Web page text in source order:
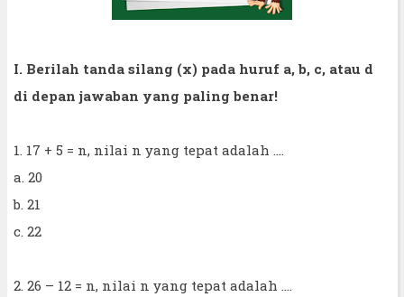
I. Berilah tanda silang (x) pada huruf a, b, c, atau d
di depan jawaban yang paling benar!
1. 17 + 5 = n, nilai n yang tepat adalah ....
a. 20
b. 21
c. 22
2. 26 – 12 = n, nilai n yang tepat adalah ....